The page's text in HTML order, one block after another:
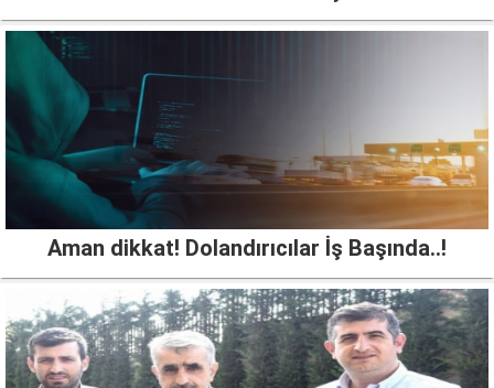
Aman dikkat! Dolandırıcılar İş Başında..!